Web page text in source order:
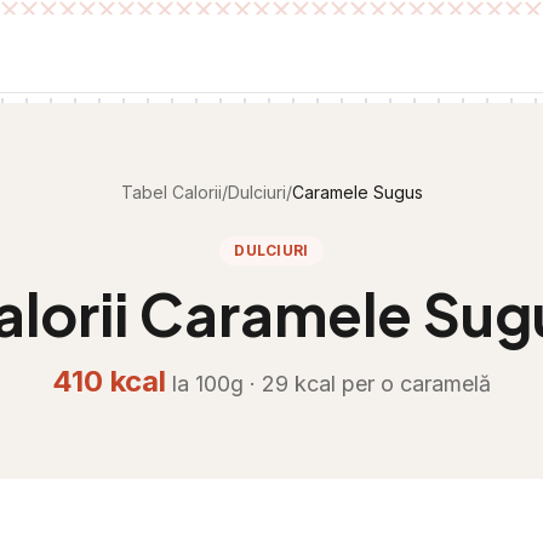
Tabel Calorii/Dulciuri/Caramele Sugus
DULCIURI
Caramele
410 kcal la 100g · 29 kcal per o caramelă